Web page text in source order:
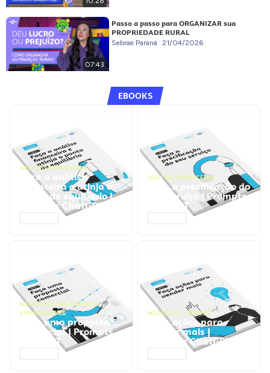
07:43
Passo a passo para ORGANIZAR sua
PROPRIEDADE RURAL
Sebrae Paraná 21/04/2026
EBOOKS
GESTÃO FINANCEIRA
Faça a análise
financeira e atinja o
ponto de equilíbrio |
Prompts ChatGPT
GESTÃO FINANCEIRA
Faça a precificação do
seu serviço | Prompts
ChatGPT
NEGÓCIOS, PROCESSOS
EMPRESARIAIS
Faça uma proposta
comercial | Prompts
ChatGPT
NEGÓCIOS, VENDAS
Faça ações para
vender mais |
Prompts ChatGPT